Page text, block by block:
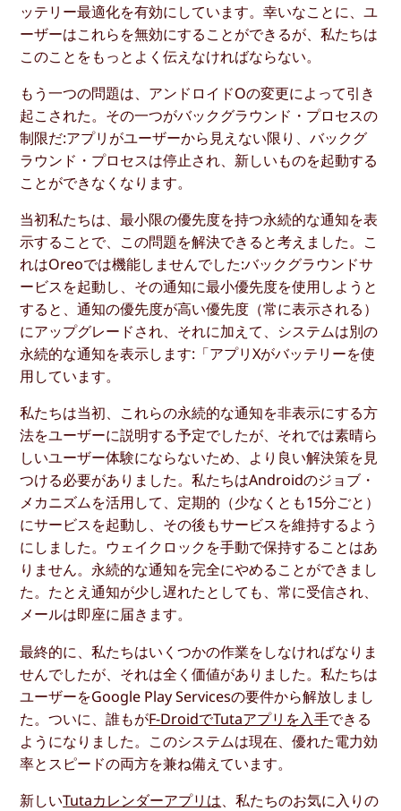
ッテリー最適化を有効にしています。幸いなことに、ユ
ーザーはこれらを無効にすることができるが、私たちは
このことをもっとよく伝えなければならない。
もう一つの問題は、アンドロイドOの変更によって引き
起こされた。その一つがバックグラウンド・プロセスの
制限だ:アプリがユーザーから見えない限り、バックグ
ラウンド・プロセスは停止され、新しいものを起動する
ことができなくなります。
当初私たちは、最小限の優先度を持つ永続的な通知を表
示することで、この問題を解決できると考えました。こ
れはOreoでは機能しませんでした:バックグラウンドサ
ービスを起動し、その通知に最小優先度を使用しようと
すると、通知の優先度が高い優先度（常に表示される）
にアップグレードされ、それに加えて、システムは別の
永続的な通知を表示します:「アプリXがバッテリーを使
用しています。
私たちは当初、これらの永続的な通知を非表示にする方
法をユーザーに説明する予定でしたが、それでは素晴ら
しいユーザー体験にならないため、より良い解決策を見
つける必要がありました。私たちはAndroidのジョブ・
メカニズムを活用して、定期的（少なくとも15分ごと）
にサービスを起動し、その後もサービスを維持するよう
にしました。ウェイクロックを手動で保持することはあ
りません。永続的な通知を完全にやめることができまし
た。たとえ通知が少し遅れたとしても、常に受信され、
メールは即座に届きます。
最終的に、私たちはいくつかの作業をしなければなりま
せんでしたが、それは全く価値がありました。私たちは
ユーザーをGoogle Play Servicesの要件から解放しまし
た。ついに、誰もがF-DroidでTutaアプリを入手できる
ようになりました。このシステムは現在、優れた電力効
率とスピードの両方を兼ね備えています。
新しいTutaカレンダーアプリは、私たちのお気に入りの